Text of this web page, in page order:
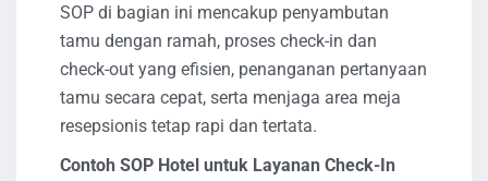
SOP di bagian ini mencakup penyambutan
tamu dengan ramah, proses check-in dan
check-out yang efisien, penanganan pertanyaan
tamu secara cepat, serta menjaga area meja
resepsionis tetap rapi dan tertata.
Contoh SOP Hotel untuk Layanan Check-In